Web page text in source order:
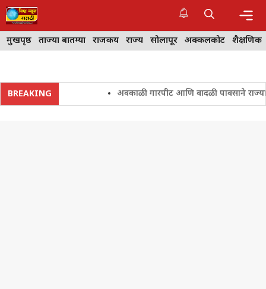
Skip
to
content
मुखपृष्ठ ताज्या बातम्या राजकीय राज्य सोलापूर अक्कलकोट शैक्षणिक
BREAKING अवकाळी गारपीट आणि वादळी पावसाने